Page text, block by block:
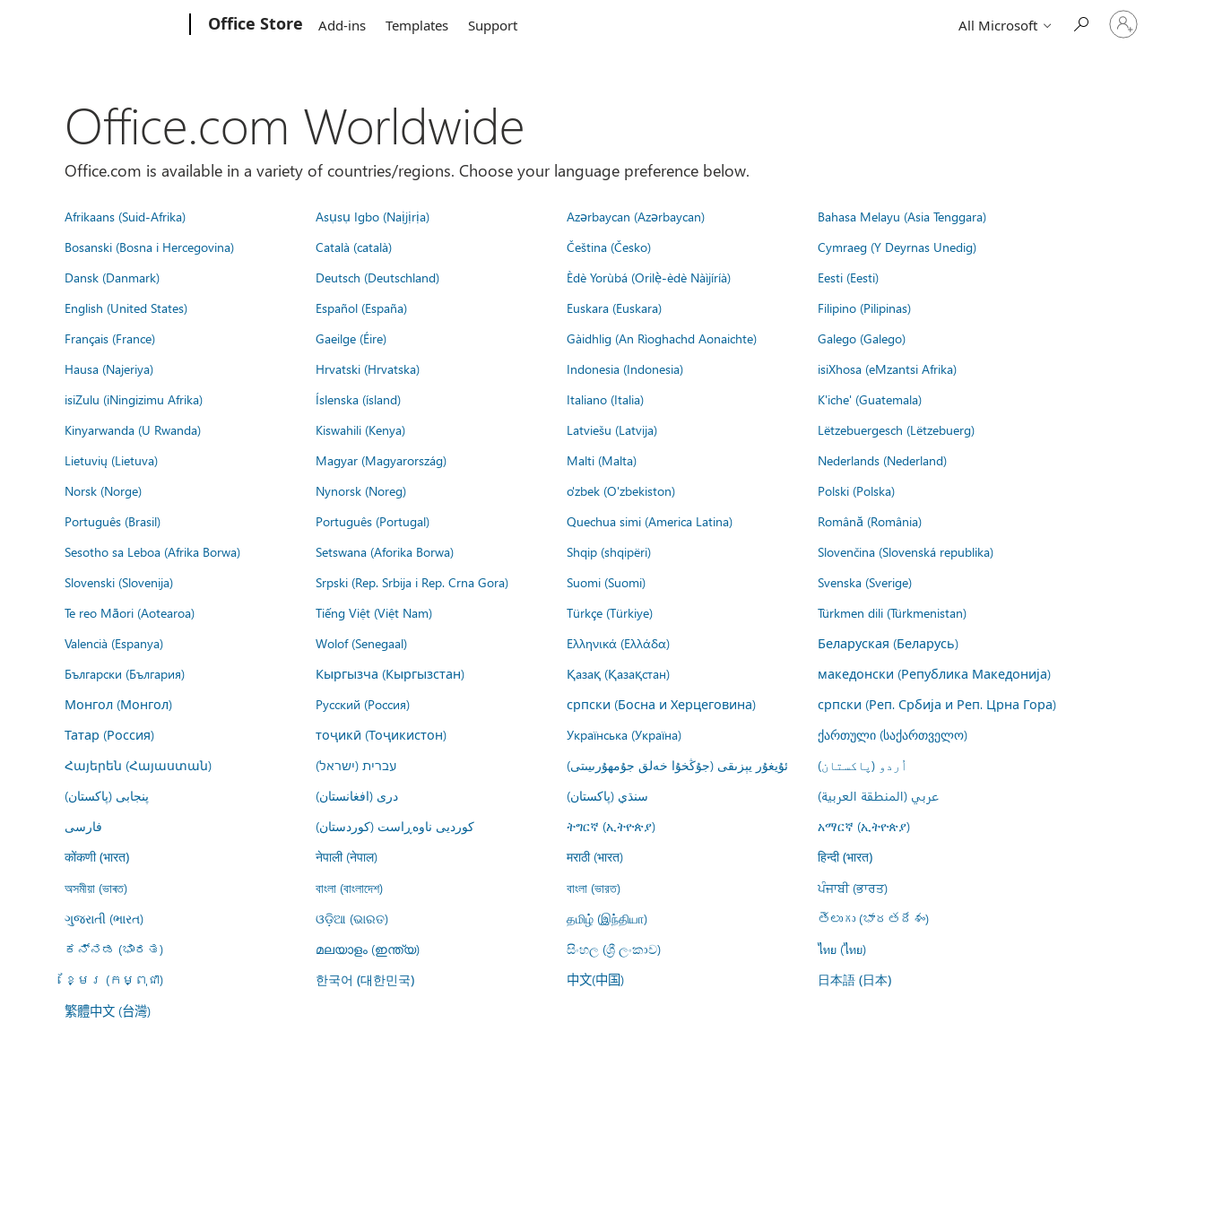
Office Store Add-ins Templates Support All Microsoft
Sign
in
Office.com Worldwide
Office.com is available in a variety of countries/regions. Choose your language preference below.
Afrikaans (Suid-Afrika) Asụsụ Igbo (Naịjịrịa) Azərbaycan (Azərbaycan)
Bahasa Melayu (Asia Tenggara)
Bosanski (Bosna i Hercegovina)
Català (català) Čeština (Česko)
Cymraeg (Y Deyrnas Unedig)
Dansk (Danmark)
Deutsch (Deutschland) Èdè Yorùbá (Orilẹ̀-èdè Nàìjíríà)
Eesti (Eesti)
English (United States)
Español (España) Euskara (Euskara)
Filipino (Pilipinas)
Français (France)
Gaeilge (Éire) Gàidhlig (An Rìoghachd Aonaichte)
Galego (Galego)
Hausa (Najeriya)
Hrvatski (Hrvatska) Indonesia (Indonesia)
isiXhosa (eMzantsi Afrika)
isiZulu (iNingizimu Afrika)
Íslenska (ísland) Italiano (Italia)
K'iche' (Guatemala)
Kinyarwanda (U Rwanda)
Kiswahili (Kenya) Latviešu (Latvija)
Lëtzebuergesch (Lëtzebuerg)
Lietuvių (Lietuva)
Magyar (Magyarország) Malti (Malta)
Nederlands (Nederland)
Norsk (Norge)
Nynorsk (Noreg) o'zbek (O'zbekiston)
Polski (Polska)
Português (Brasil)
Português (Portugal) Quechua simi (America Latina)
Română (România)
Sesotho sa Leboa (Afrika Borwa)
Setswana (Aforika Borwa) Shqip (shqipëri)
Slovenčina (Slovenská republika)
Slovenski (Slovenija)
Srpski (Rep. Srbija i Rep. Crna Gora) Suomi (Suomi)
Svenska (Sverige)
Te reo Māori (Aotearoa)
Tiếng Việt (Việt Nam) Türkçe (Türkiye)
Türkmen dili (Türkmenistan)
Valencià (Espanya)
Wolof (Senegaal) Ελληνικά (Ελλάδα)
Беларуская (Беларусь)
Български (България)
Кыргызча (Кыргызстан) Қазақ (Қазақстан)
македонски (Република Македонија)
Монгол (Монгол)
Русский (Россия) српски (Босна и Херцеговина)
српски (Реп. Србија и Реп. Црна Гора)
Татар (Россия)
тоҷикӣ (Тоҷикистон) Українська (Україна)
ქართული (საქართველო)
Հայերեն (Հայաստան)
עברית (ישראל) ئۇيغۇر يېزىقى (جۇڭخۇا خەلق جۇمھۇرىيىتى)
اُردو (پاکستان)
پنجابی (پاکستان)
درى (افغانستان) سنڌي (پاکستان)
عربي (المنطقة العربية)
فارسى
کوردیی ناوەڕاست (کوردستان) ትግርኛ (ኢትዮጵያ) አማርኛ (ኢትዮጵያ)
कोंकणी (भारत) नेपाली (नेपाल) मराठी (भारत) हिन्दी (भारत)
অসমীয়া (ভাৰত) বাংলা (বাংলাদেশ) বাংলা (ভারত)
ਪੰਜਾਬੀ (ਭਾਰਤ)
ગુજરાતી (ભારત)
ଓଡ଼ିଆ (ଭାରତ) தமிழ் (இந்தியா)
తెలుగు (భారతదేశం)
ಕನ್ನಡ (ಭಾರತ)
മലയാളം (ഇന്ത്യ) සිංහල (ශ්‍රී ලංකාව)
ไทย (ไทย)
ខ្មែរ (កម្ពុជា)
한국어 (대한민국) 中文(中国) 日本語 (日本)
繁體中文 (台灣)